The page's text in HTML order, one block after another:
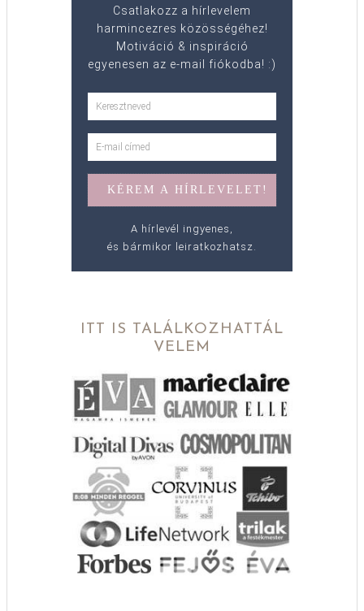
Csatlakozz a hírlevelem
harmincezres közösségéhez!
Motiváció & inspiráció
egyenesen az e-mail fiókodba! :)
A hírlevél ingyenes,
és bármikor leiratkozhatsz.
ITT IS TALÁLKOZHATTÁL
VELEM